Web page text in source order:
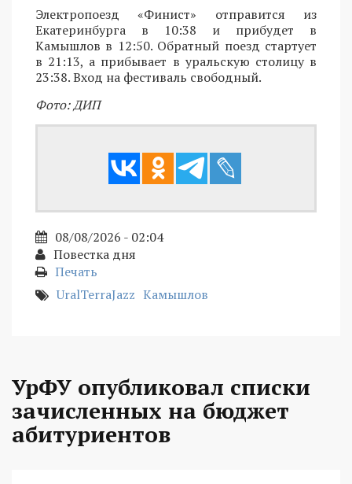
Электропоезд «Финист» отправится из
Екатеринбурга в 10:38 и прибудет в
Камышлов в 12:50. Обратный поезд стартует
в 21:13, а прибывает в уральскую столицу в
23:38. Вход на фестиваль свободный.
Фото: ДИП
08/08/2026 - 02:04
Повестка дня
Печать
UralTerraJazz Камышлов
УрФУ опубликовал списки
зачисленных на бюджет
абитуриентов